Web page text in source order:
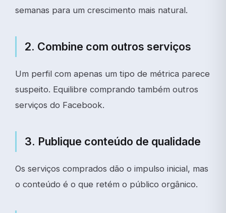
semanas para um crescimento mais natural.
2. Combine com outros serviços
Um perfil com apenas um tipo de métrica parece
suspeito. Equilibre comprando também outros
serviços do Facebook.
3. Publique conteúdo de qualidade
Os serviços comprados dão o impulso inicial, mas
o conteúdo é o que retém o público orgânico.